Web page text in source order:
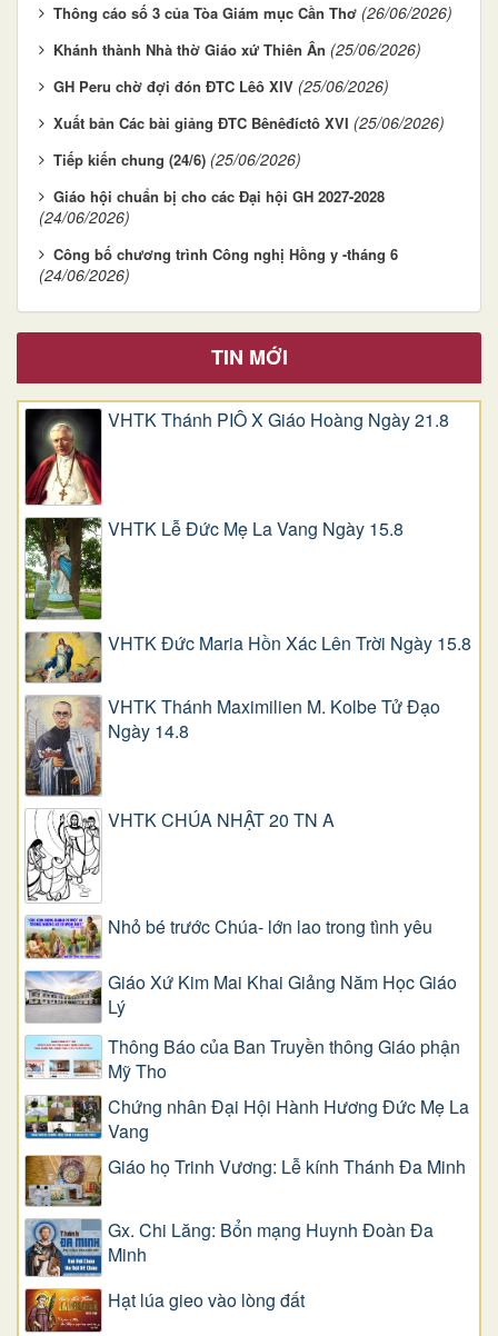
Thông cáo số 3 của Tòa Giám mục Cần Thơ (26/06/2026)
Khánh thành Nhà thờ Giáo xứ Thiên Ân (25/06/2026)
GH Peru chờ đợi đón ĐTC Lêô XIV (25/06/2026)
Xuất bản Các bài giảng ĐTC Bênêđíctô XVI (25/06/2026)
Tiếp kiến chung (24/6) (25/06/2026)
Giáo hội chuẩn bị cho các Đại hội GH 2027-2028
(24/06/2026)
Công bố chương trình Công nghị Hồng y -tháng 6
(24/06/2026)
TIN MỚI
VHTK Thánh PIÔ X Giáo Hoàng Ngày 21.8
VHTK Lễ Đức Mẹ La Vang Ngày 15.8
VHTK Đức Maria Hồn Xác Lên Trời Ngày 15.8
VHTK Thánh Maximilien M. Kolbe Tử Đạo
Ngày 14.8
VHTK CHÚA NHẬT 20 TN A
Nhỏ bé trước Chúa- lớn lao trong tình yêu
Giáo Xứ Kim Mai Khai Giảng Năm Học Giáo
Lý
Thông Báo của Ban Truyền thông Giáo phận
Mỹ Tho
Chứng nhân Đại Hội Hành Hương Đức Mẹ La
Vang
Giáo họ Trinh Vương: Lễ kính Thánh Đa Minh
Gx. Chi Lăng: Bổn mạng Huynh Đoàn Đa
Minh
Hạt lúa gieo vào lòng đất